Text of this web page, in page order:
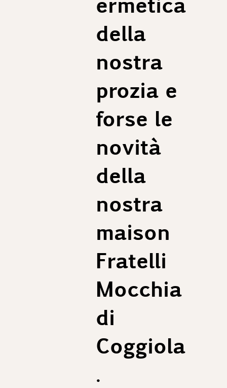
della
nostra
prozia e
forse le
novità
della
nostra
maison
Fratelli
Mocchia
di
Coggiola
.